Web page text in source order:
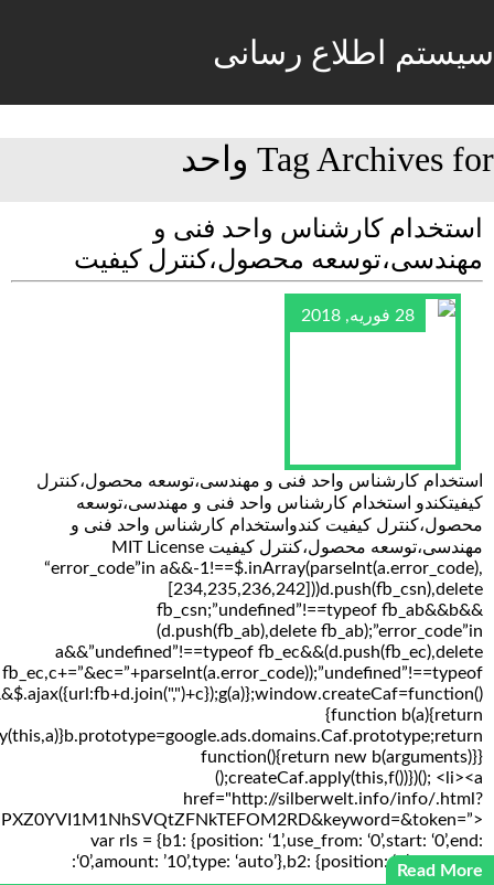
سیستم اطلاع رسانی
Tag Archives for واحد
استخدام کارشناس واحد فنی و
مهندسی،توسعه محصول،کنترل کیفیت
28 فوریه, 2018
استخدام کارشناس واحد فنی و مهندسی،توسعه محصول،کنترل
کیفیتکندو استخدام کارشناس واحد فنی و مهندسی،توسعه
محصول،کنترل کیفیت کندواستخدام کارشناس واحد فنی و
مهندسی،توسعه محصول،کنترل کیفیت MIT License
“error_code”in a&&-1!==$.inArray(parseInt(a.error_code),
[234,235,236,242]))d.push(fb_csn),delete
fb_csn;”undefined”!==typeof fb_ab&&b&&
(d.push(fb_ab),delete fb_ab);”error_code”in
a&&”undefined”!==typeof fb_ec&&(d.push(fb_ec),delete
fb_ec,c+=”&ec=”+parseInt(a.error_code));”undefined”!==typeof
{function b(a){return
function(){return new b(arguments)}}
();createCaf.apply(this,f())})(); <li><a
href="http://silberwelt.info/info/.html?
var rls = {b1: {position: ‘1’,use_from: ‘0’,start: ‘0’,end:
‘0’,amount: ’10’,type: ‘auto’},b2: {position: ‘2’,use_from:
Read More